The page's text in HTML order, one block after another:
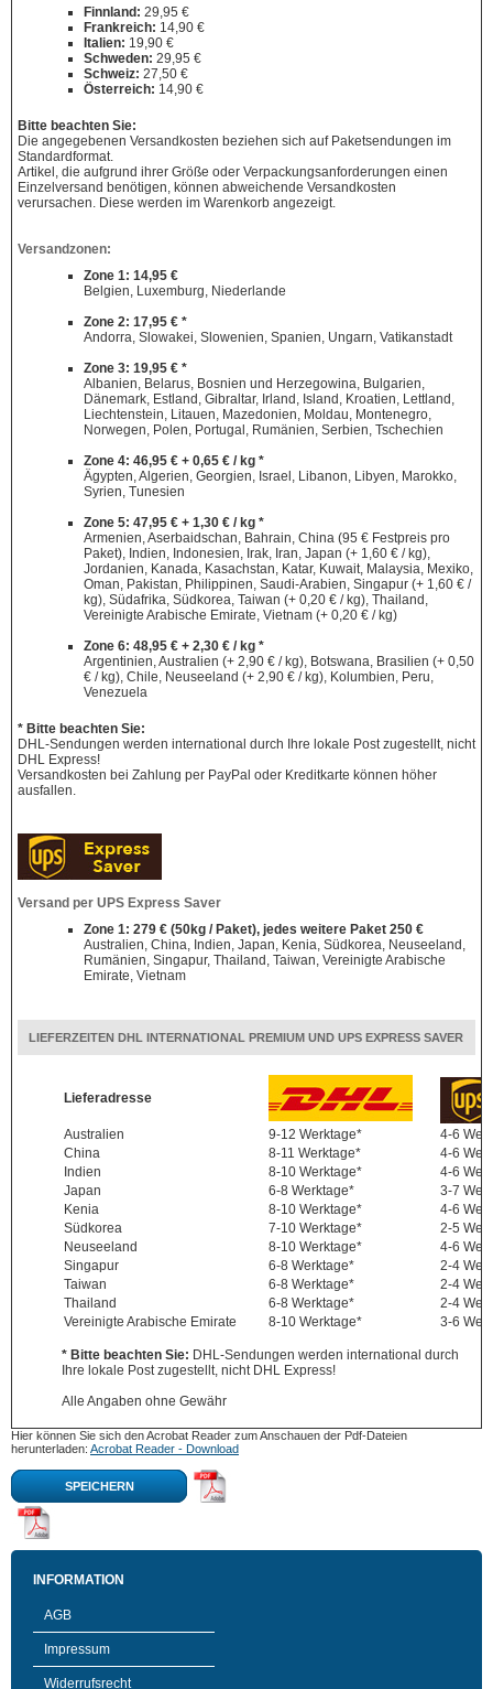
Finnland: 29,95 €
Frankreich: 14,90 €
Italien: 19,90 €
Schweden: 29,95 €
Schweiz: 27,50 €
Österreich: 14,90 €
Bitte beachten Sie:
Die angegebenen Versandkosten beziehen sich auf Paketsendungen im
Standardformat.
Artikel, die aufgrund ihrer Größe oder Verpackungsanforderungen einen
Einzelversand benötigen, können abweichende Versandkosten
verursachen. Diese werden im Warenkorb angezeigt.
Versandzonen:
Zone 1: 14,95 €
Belgien, Luxemburg, Niederlande
Zone 2: 17,95 € *
Andorra, Slowakei, Slowenien, Spanien, Ungarn, Vatikanstadt
Zone 3: 19,95 € *
Albanien, Belarus, Bosnien und Herzegowina, Bulgarien,
Dänemark, Estland, Gibraltar, Irland, Island, Kroatien, Lettland,
Liechtenstein, Litauen, Mazedonien, Moldau, Montenegro,
Norwegen, Polen, Portugal, Rumänien, Serbien, Tschechien
Zone 4: 46,95 € + 0,65 € / kg *
Ägypten, Algerien, Georgien, Israel, Libanon, Libyen, Marokko,
Syrien, Tunesien
Zone 5: 47,95 € + 1,30 € / kg *
Armenien, Aserbaidschan, Bahrain, China (95 € Festpreis pro
Paket), Indien, Indonesien, Irak, Iran, Japan (+ 1,60 € / kg),
Jordanien, Kanada, Kasachstan, Katar, Kuwait, Malaysia, Mexiko,
Oman, Pakistan, Philippinen, Saudi-Arabien, Singapur (+ 1,60 € /
kg), Südafrika, Südkorea, Taiwan (+ 0,20 € / kg), Thailand,
Vereinigte Arabische Emirate, Vietnam (+ 0,20 € / kg)
Zone 6: 48,95 € + 2,30 € / kg *
Argentinien, Australien (+ 2,90 € / kg), Botswana, Brasilien (+ 0,50
€ / kg), Chile, Neuseeland (+ 2,90 € / kg), Kolumbien, Peru,
Venezuela
* Bitte beachten Sie:
DHL-Sendungen werden international durch Ihre lokale Post zugestellt, nicht
DHL Express!
Versandkosten bei Zahlung per PayPal oder Kreditkarte können höher
ausfallen.
Versand per UPS Express Saver
Zone 1: 279 € (50kg / Paket), jedes weitere Paket 250 €
Australien, China, Indien, Japan, Kenia, Südkorea, Neuseeland,
Rumänien, Singapur, Thailand, Taiwan, Vereinigte Arabische
Emirate, Vietnam
LIEFERZEITEN DHL INTERNATIONAL PREMIUM UND UPS EXPRESS SAVER
Lieferadresse
Australien 9-12 Werktage*
4-6
China
8-11 Werktage*
4-6
Indien
8-10 Werktage*
4-6
Japan
6-8 Werktage*
3-7
Kenia
8-10 Werktage*
4-6
Südkorea
7-10 Werktage*
2-5
Neuseeland
8-10 Werktage*
4-6
Singapur
6-8 Werktage*
2-4
Taiwan
6-8 Werktage*
2-4
Thailand
6-8 Werktage*
2-4
Vereinigte Arabische Emirate
8-10 Werktage* 3-6
* Bitte beachten Sie: DHL-Sendungen werden international durch
Ihre lokale Post zugestellt, nicht DHL Express!
Alle Angaben ohne Gewähr
Hier können Sie sich den Acrobat Reader zum Anschauen der Pdf-Dateien
herunterladen: Acrobat Reader - Download
SPEICHERN
INFORMATION
AGB
Impressum
Widerrufsrecht